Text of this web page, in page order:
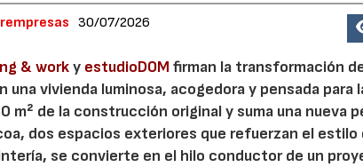
30/07/2026
& worky estudioDOM firman la transformación
una vivienda luminosa, acogedora y pensada
m² de la construcción original y suma una nueva
dos espacios exteriores que refuerzan el
se convierte en el hilo conductor de un